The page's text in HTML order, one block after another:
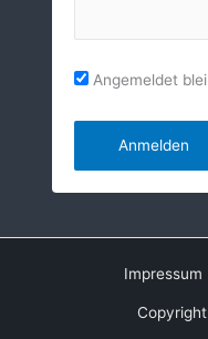
Angemeldet
Impressum